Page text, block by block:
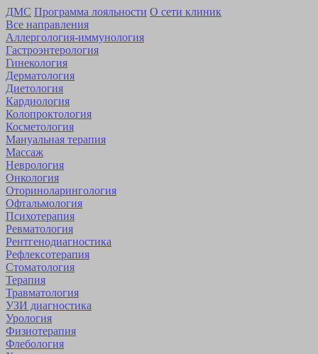
ДМС Программа лояльности О сети клиник
Все направления
Аллергология-иммунология
Гастроэнтерология
Гинекология
Дерматология
Диетология
Кардиология
Коло­проктология
Косметология
Мануальная терапия
Массаж
Неврология
Онкология
Оторино­ларингология
Офтальмология
Психотерапия
Ревматология
Рентгенодиагностика
Рефлексотерапия
Стоматология
Терапия
Травматология
УЗИ диагностика
Урология
Физиотерапия
Флебология